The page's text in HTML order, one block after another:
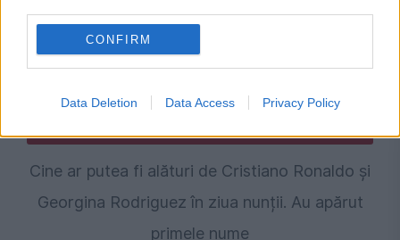
CONFIRM
Data Deletion Data Access Privacy Policy
MONDEN
Cine ar putea fi alături de Cristiano Ronaldo și
Georgina Rodriguez în ziua nunții. Au apărut
primele nume